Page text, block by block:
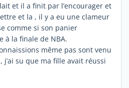
et il a finit par l’encourager et
et la , il y a eu une clameur
comme si son panier
à la finale de NBA.
même pas sont venu
su que ma fille avait réussi